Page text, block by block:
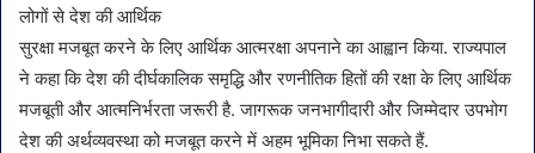
लोगों से देश की आर्थिक
सुरक्षा मजबूत करने के लिए आर्थिक आत्मरक्षा अपनाने का आह्वान किया. राज्यपाल
ने कहा कि देश की दीर्घकालिक समृद्धि और रणनीतिक हितों की रक्षा के लिए आर्थिक
मजबूती और आत्मनिर्भरता जरूरी है. जागरूक जनभागीदारी और जिम्मेदार उपभोग
देश की अर्थव्यवस्था को मजबूत करने में अहम भूमिका निभा सकते हैं.